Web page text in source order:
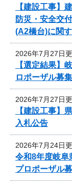
【建設工事
防災・安全交
(A2橋台)に関
2026年7月27日
【選定結果】
ロポーザル募集
2026年7月27日
【建設工事】
入札公告
2026年7月24日
令和8年度岐
プロポーザル